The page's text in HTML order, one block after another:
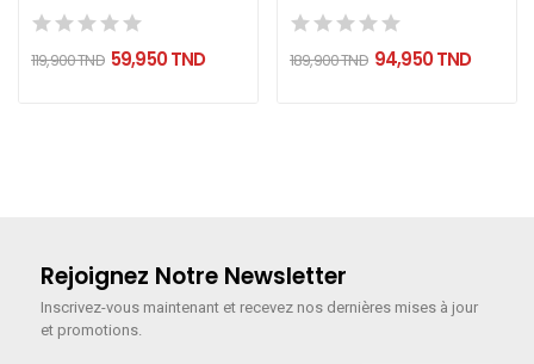
119,900 TND 59,950 TND 189,900 TND 94,950 TND
Rejoignez Notre Newsletter
Inscrivez-vous maintenant et recevez nos dernières mises à jour
et promotions.